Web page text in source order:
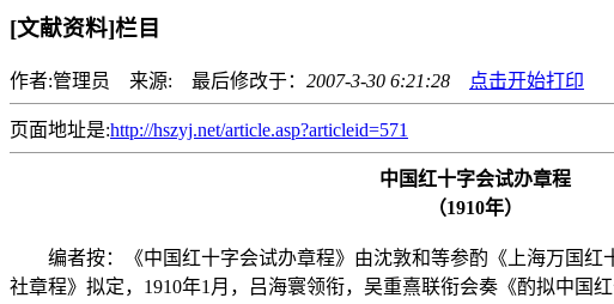
[文献资料]栏目
作者:管理员 来源: 最后修改于： 2007-3-30 6:21:28 点击开始打印
页面地址是:http://hszyj.net/article.asp?articleid=571
中国红十字会试办章程
（1910年）
编者按：《中国红十字会试办章程》由沈敦和等参酌《上海万国红
社章程》拟定，1910年1月，吕海寰领衔，吴重熹联衔会奏《酌拟中国